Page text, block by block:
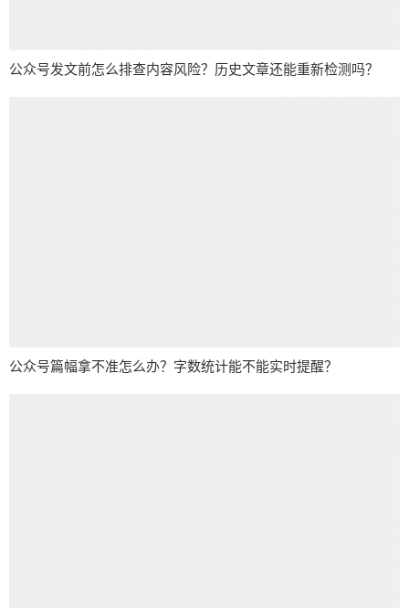
公众号发文前怎么排查内容风险？历史文章还能重新检测吗？
公众号篇幅拿不准怎么办？字数统计能不能实时提醒？